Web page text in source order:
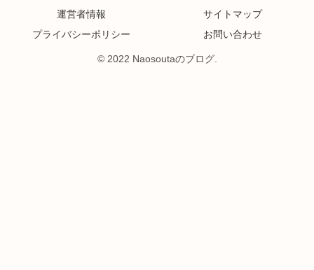
運営者情報
サイトマップ
プライバシーポリシー
お問い合わせ
© 2022 Naosoutaのブログ.